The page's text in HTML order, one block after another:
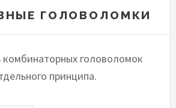
ГОЛОВОЛОМКИ
комбинаторных головоломок
принципа.